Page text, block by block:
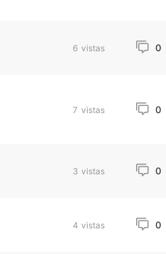
6 vistas 0
7 vistas 0
3 vistas 0
4 vistas 0